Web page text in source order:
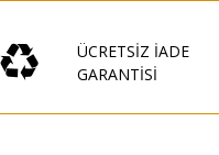
ÜCRETSİZ İADE
GARANTİSİ